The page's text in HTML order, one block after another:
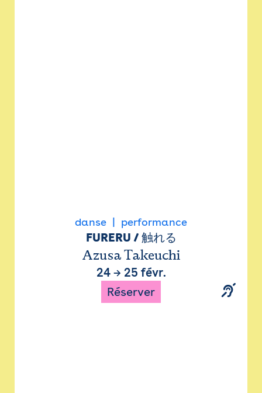
danse performance
FURERU / 触れる
Azusa Takeuchi
24→ 25 févr.
Réserver